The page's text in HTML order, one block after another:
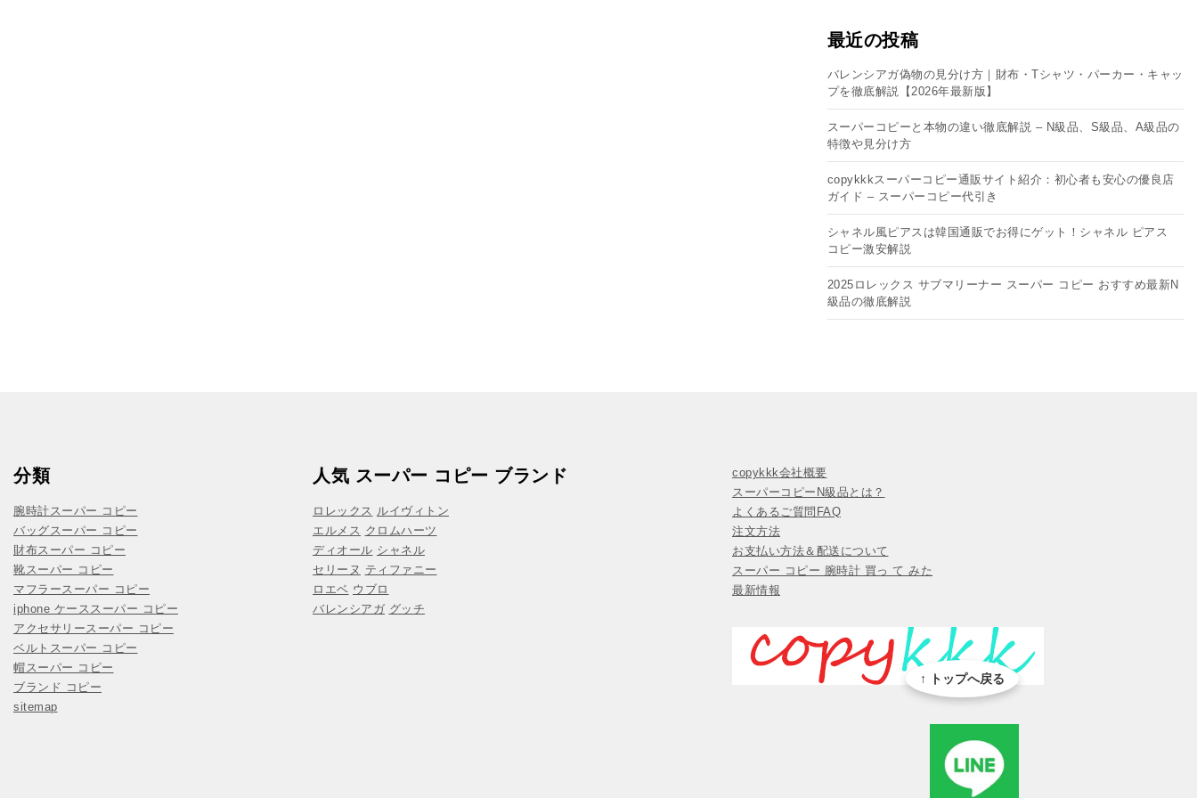
最近の投稿
バレンシアガ偽物の見分け方｜財布・Tシャツ・パーカー・キャッ
プを徹底解説【2026年最新版】
スーパーコピーと本物の違い徹底解説 – N級品、S級品、A級品の
特徴や見分け方
copykkkスーパーコピー通販サイト紹介：初心者も安心の優良店
ガイド – スーパーコピー代引き
シャネル風ピアスは韓国通販でお得にゲット！シャネル ピアス
コピー​激安解説
2025ロレックス サブマリーナー スーパー コピー おすすめ最新N
級品の徹底解説
分類
腕時計スーパー コピー
バッグスーパー コピー
財布スーパー コピー
靴スーパー コピー
マフラースーパー コピー
iphone ケーススーパー コピー
アクセサリースーパー コピー
ベルトスーパー コピー
帽スーパー コピー
ブランド コピー
sitemap
人気 スーパー コピー ブランド
ロレックス ルイヴィトン
エルメス クロムハーツ
ディオール シャネル
セリーヌ ティファニー
ロエベ ウブロ
バレンシアガ グッチ
copykkk会社概要
スーパーコピーN級品とは？
よくあるご質問FAQ
注文方法
お支払い方法＆配送について
スーパー コピー 腕時計 買っ て みた
最新情報
↑ トップへ戻る